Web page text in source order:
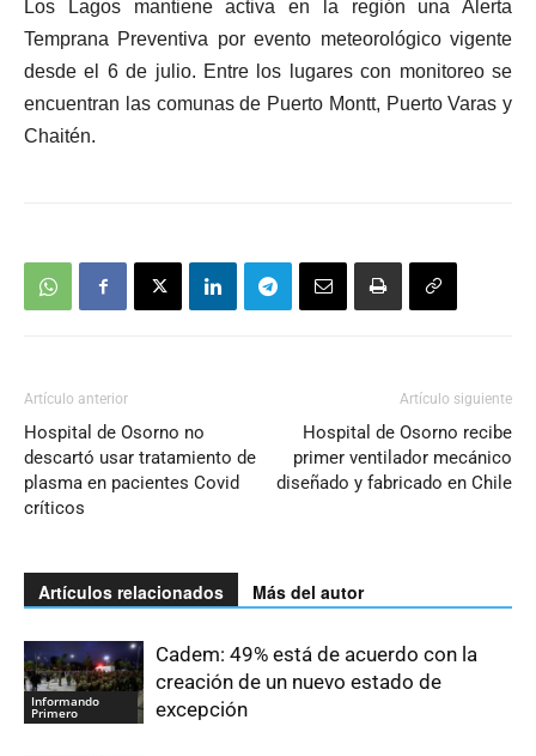
Los Lagos mantiene activa en la región una Alerta
Temprana Preventiva por evento meteorológico vigente
desde el 6 de julio. Entre los lugares con monitoreo se
encuentran las comunas de Puerto Montt, Puerto Varas y
Chaitén.
Artículo anterior
Hospital de Osorno no
descartó usar tratamiento de
plasma en pacientes Covid
críticos
Artículo siguiente
Hospital de Osorno recibe
primer ventilador mecánico
diseñado y fabricado en Chile
Artículos relacionados Más del autor
Informando
Primero
Cadem: 49% está de acuerdo con la
creación de un nuevo estado de
excepción